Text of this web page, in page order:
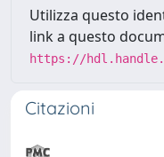
Utilizza questo
link a questo
https://
Citazioni